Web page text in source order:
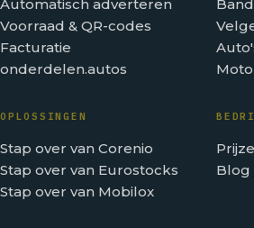
Automatisch adverteren
Voorraad & QR-codes
Facturatie
onderdelen.autos
OPLOSSINGEN
Stap over van Corenio
Stap over van Eurostocks
Stap over van Mobilox
Blog